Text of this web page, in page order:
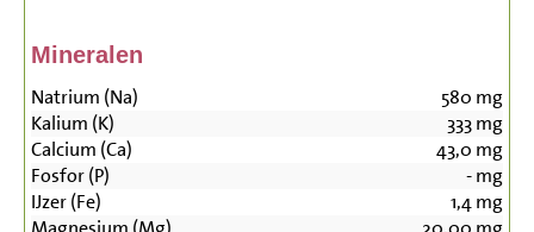
Mineralen
Natrium (Na) 580 mg
Kalium (K)
333mg
Calcium (Ca)
43,0 mg
Fosfor (P)
-mg
IJzer (Fe)
1,4mg